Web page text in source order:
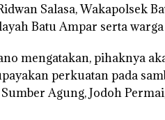
Salasa, Wakapolsek
Batu Ampar serta
mengatakan, pihaknya
perkuatan pada
Agung, Jodoh
Cuma
Desak
Bisnis Wholesale
Network Catat
Pertumbuhan
Pendapatan Sebesar